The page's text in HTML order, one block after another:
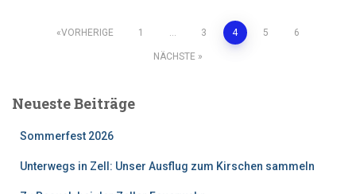
Seitennummerierung
Beiträge
VORHERIGE 1 … 3 4 5 6
NÄCHSTE
Neueste Beiträge
Sommerfest 2026
Unterwegs in Zell: Unser Ausflug zum Kirschen sammeln